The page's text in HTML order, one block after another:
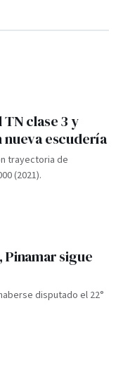
clase 3 y
nueva escudería
trayectoria de
(2021).
Pinamar sigue
disputado el 22°